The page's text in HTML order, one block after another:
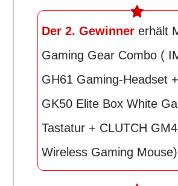
Der 2. Gewinner erhält
Gaming Gear Combo (
GH61 Gaming-Headset
GK50 Elite Box White
Tastatur + CLUTCH
Wireless Gaming Mouse)